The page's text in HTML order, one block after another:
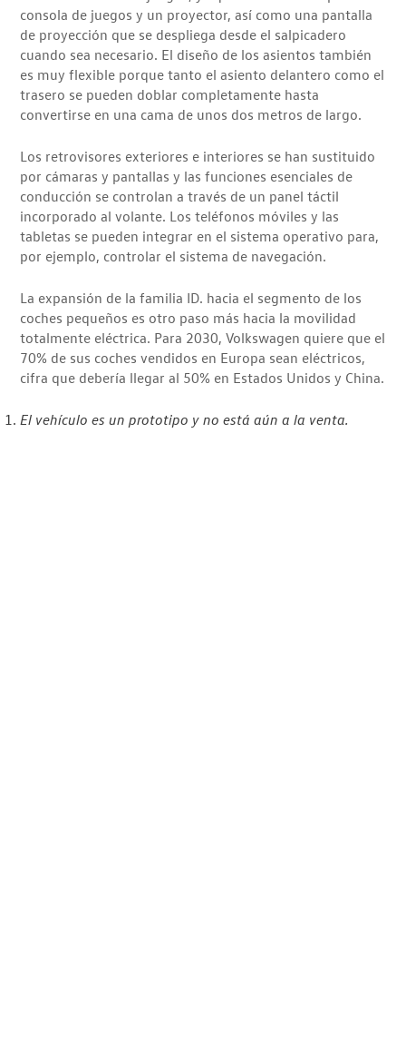
consola de juegos y un proyector, así como una pantalla
de proyección que se despliega desde el salpicadero
cuando sea necesario. El diseño de los asientos también
es muy flexible porque tanto el asiento delantero como el
trasero se pueden doblar completamente hasta
convertirse en una cama de unos dos metros de largo.
Los retrovisores exteriores e interiores se han sustituido
por cámaras y pantallas y las funciones esenciales de
conducción se controlan a través de un panel táctil
incorporado al volante. Los teléfonos móviles y las
tabletas se pueden integrar en el sistema operativo para,
por ejemplo, controlar el sistema de navegación.
La expansión de la familia ID. hacia el segmento de los
coches pequeños es otro paso más hacia la movilidad
totalmente eléctrica. Para 2030, Volkswagen quiere que el
70% de sus coches vendidos en Europa sean eléctricos,
cifra que debería llegar al 50% en Estados Unidos y China.
El vehículo es un prototipo y no está aún a la venta.